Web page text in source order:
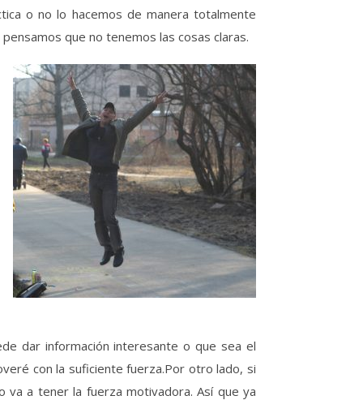
o no lo hacemos de manera totalmente
que no tenemos las cosas claras.
dar información interesante o que sea el
con la suficiente fuerza.Por otro lado, si
va a tener la fuerza motivadora. Así que ya